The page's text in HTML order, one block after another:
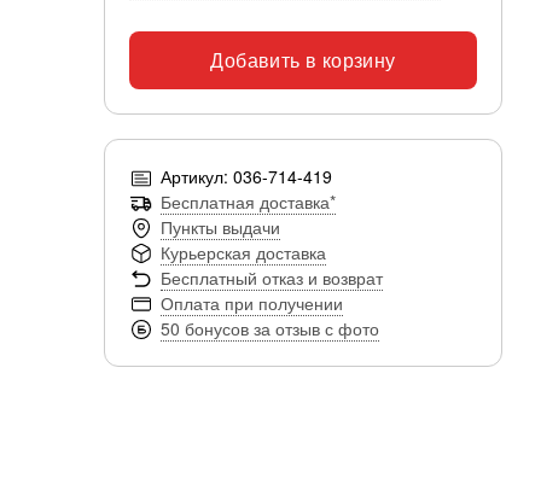
Добавить в корзину
Артикул: 036-714-419
Бесплатная доставка*
Пункты выдачи
Курьерская доставка
Бесплатный отказ и возврат
Оплата при получении
50 бонусов за отзыв с фото